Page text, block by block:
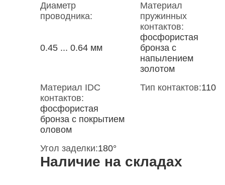
Диаметр
проводника:
0.45 ... 0.64 мм
Материал
пружинных
контактов:
фосфористая
бронза с
напылением
золотом
Материал IDC
контактов:
фосфористая
бронза с покрытием
оловом
Тип контактов:110
Угол заделки:180°
Наличие на складах